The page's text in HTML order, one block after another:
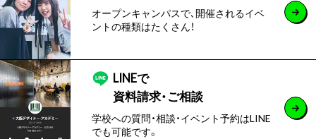
オープンキャンパスで､開催されるイベ
ントの種類はたくさん！
LINEで
資料請求・ご相談
学校への質問・相談・イベント予約はLINE
でも可能です。